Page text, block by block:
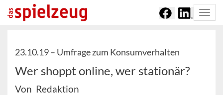
23.10.19 – Umfrage zum Konsumverhalten
Wer shoppt online, wer stationär?
Von Redaktion